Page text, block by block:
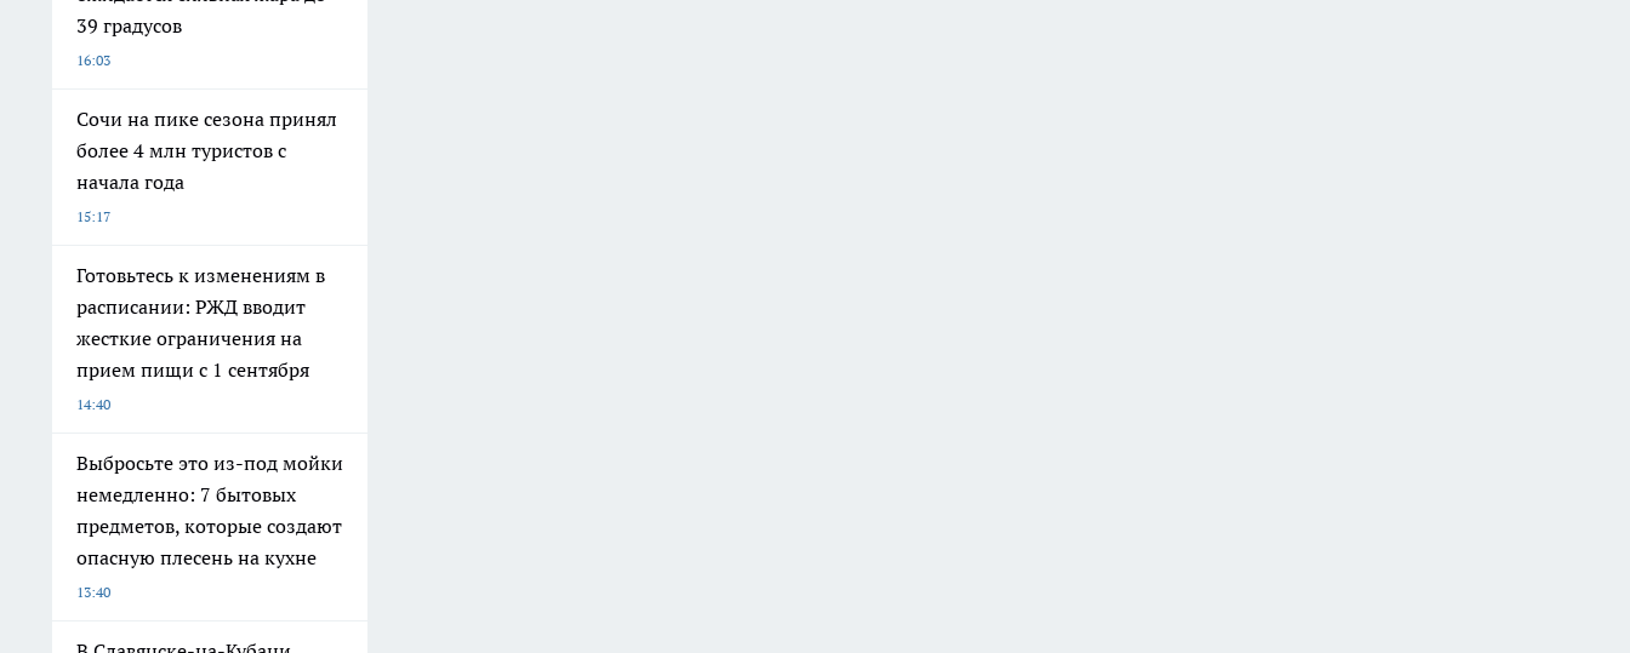
39 градусов
16:03
Сочи на пике сезона принял
более 4 млн туристов с
начала года
15:17
Готовьтесь к изменениям в
расписании: РЖД вводит
жесткие ограничения на
прием пищи с 1 сентября
14:40
Выбросьте это из-под мойки
немедленно: 7 бытовых
предметов, которые создают
опасную плесень на кухне
13:40